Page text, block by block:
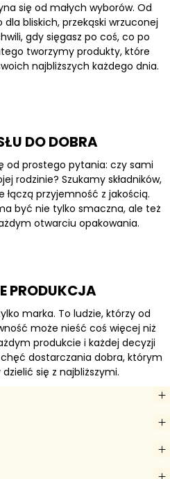
się od małych wyborów. Od
bliskich, przekąski wrzuconej
gdy sięgasz po coś, co po
tworzymy produkty, które
najbliższych każdego dnia.
DO DOBRA
od prostego pytania: czy sami
rodzinie? Szukamy składników,
łączą przyjemność z jakością.
być nie tylko smaczna, ale też
otwarciu opakowania.
PRODUKCJA
marka. To ludzie, którzy od
może nieść coś więcej niż
produkcie i każdej decyzji
dostarczania dobra, którym
się z najbliższymi.